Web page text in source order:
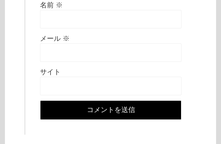
名前 ※
メール ※
サイト